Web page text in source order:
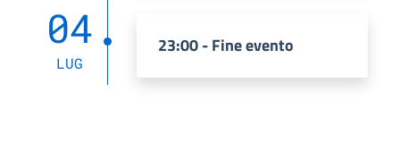
04
LUG
23:00 - Fine evento